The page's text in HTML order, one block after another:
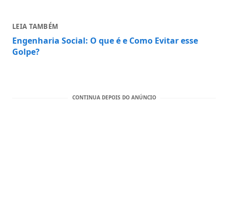
LEIA TAMBÉM
Engenharia Social: O que é e Como Evitar esse
Golpe?